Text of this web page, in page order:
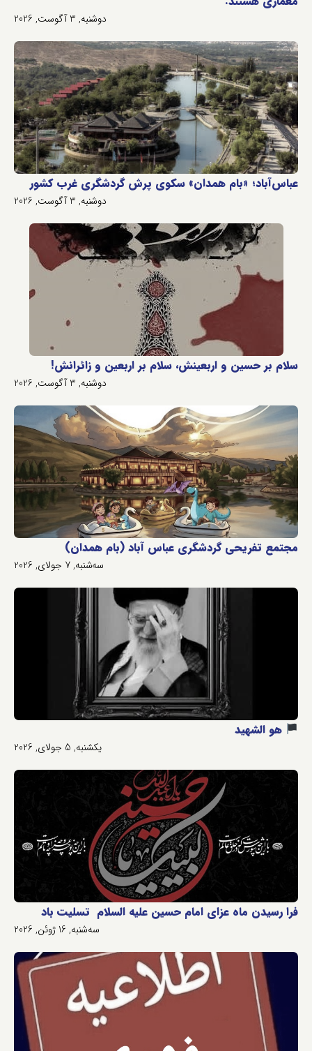
دوشنبه, 3 آگوست, 2026
عباس‌آباد؛ «بام همدان» سکوی پرش گردشگری غرب کشور
دوشنبه, 3 آگوست, 2026
سلام بر حسین و اربعینش، سلام بر اربعین و زائرانش!
دوشنبه, 3 آگوست, 2026
مجتمع تفریحی گردشگری عباس آباد (بام همدان)
سه‌شنبه, 7 جولای, 2026
هو الشهید
یکشنبه, 5 جولای, 2026
فرا رسیدن ماه عزای امام حسین علیه السلام تسلیت باد
سه‌شنبه, 16 ژوئن, 2026